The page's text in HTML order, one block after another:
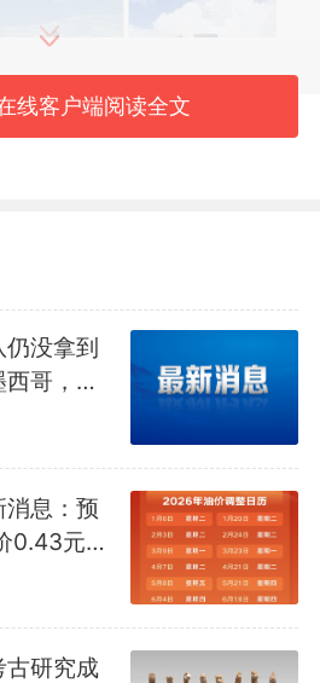
部门在苍山兰峰
法行动，重拳打击
心保护区、未开发
线客户端阅读全文
没拿到
哥，比
息：预
0.43元，
古研究成